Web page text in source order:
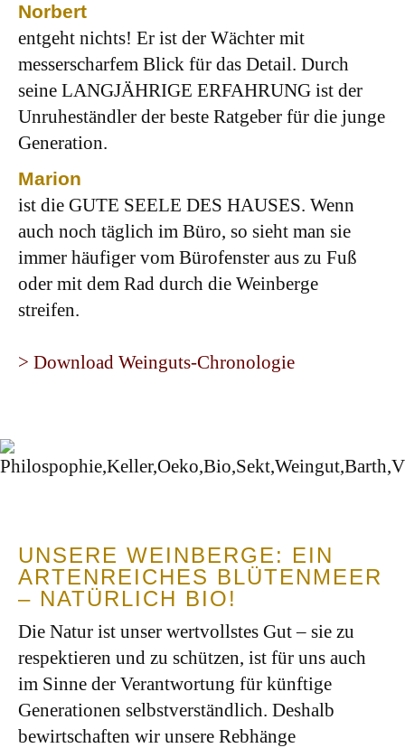
Norbert
entgeht nichts! Er ist der Wächter mit
messerscharfem Blick für das Detail. Durch
seine LANGJÄHRIGE ERFAHRUNG ist der
Unruheständler der beste Ratgeber für die junge
Generation.
Marion
ist die GUTE SEELE DES HAUSES. Wenn
auch noch täglich im Büro, so sieht man sie
immer häufiger vom Bürofenster aus zu Fuß
oder mit dem Rad durch die Weinberge
streifen.
> Download Weinguts-Chronologie
UNSERE WEINBERGE: EIN
ARTENREICHES BLÜTENMEER
– NATÜRLICH BIO!
Die Natur ist unser wertvollstes Gut – sie zu
respektieren und zu schützen, ist für uns auch
im Sinne der Verantwortung für künftige
Generationen selbstverständlich. Deshalb
bewirtschaften wir unsere Rebhänge